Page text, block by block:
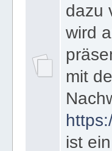
dazu
wird
mit
ist